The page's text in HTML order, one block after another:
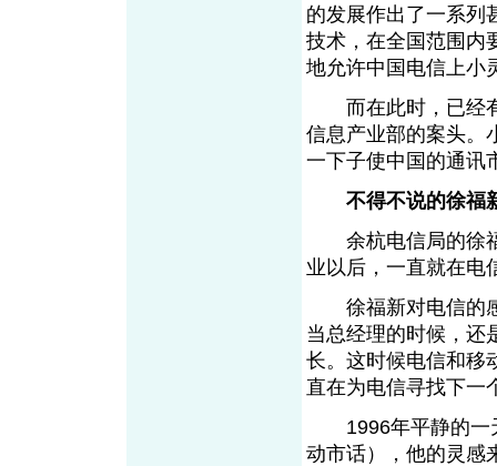
的发展作出了一系列
技术，在全国范围内
地允许中国电信上小
而在此时，已经有
信息产业部的案头。
一下子使中国的通讯
不得不说的徐福
余杭电信局的徐福
业以后，一直就在电
徐福新对电信的感
当总经理的时候，还
长。这时候电信和移
直在为电信寻找下一
1996年平静的一天
动市话），他的灵感